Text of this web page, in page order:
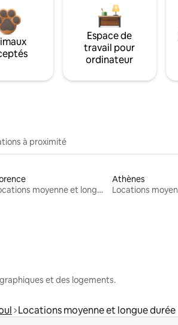
Espace de
travail pour
ordinateur
à proximité
Locations moyenne et longue durée
Athènes
et des logements.
Locations moyenne et longue durée